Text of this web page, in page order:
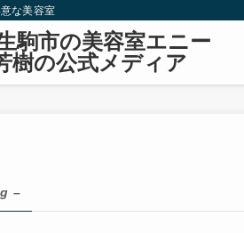
な美容室
駒市の美容室エニー
の公式メディア
–